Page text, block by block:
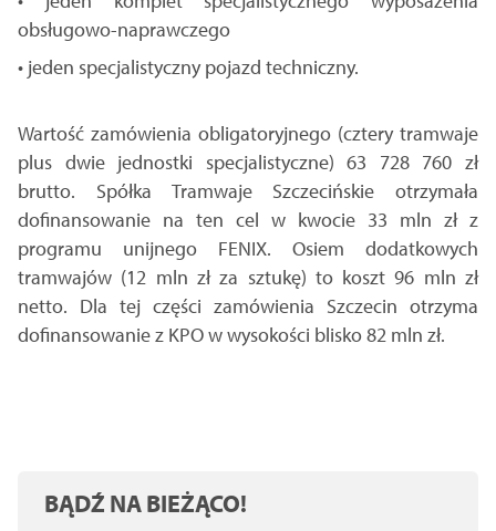
obsługowo-naprawczego
• jeden specjalistyczny pojazd techniczny.
Wartość zamówienia obligatoryjnego (cztery tramwaje
plus dwie jednostki specjalistyczne) 63 728 760 zł
brutto. Spółka Tramwaje Szczecińskie otrzymała
dofinansowanie na ten cel w kwocie 33 mln zł z
programu unijnego FENIX. Osiem dodatkowych
tramwajów (12 mln zł za sztukę) to koszt 96 mln zł
netto. Dla tej części zamówienia Szczecin otrzyma
dofinansowanie z KPO w wysokości blisko 82 mln zł.
BĄDŹ NA BIEŻĄCO!